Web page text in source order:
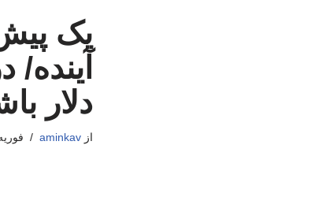
یک
دلار
ازaminkav فوریه 11,